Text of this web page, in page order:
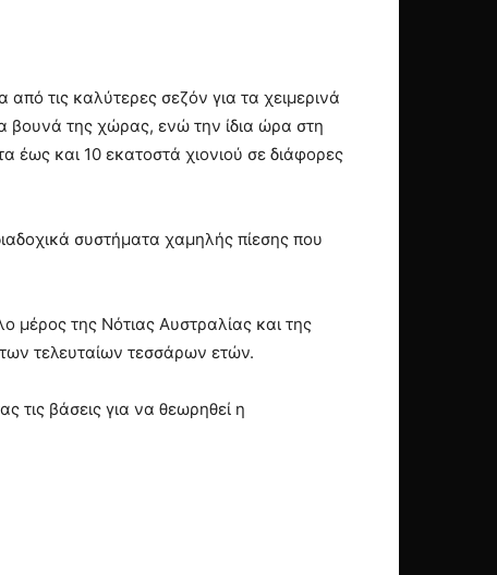
τις καλύτερες σεζόν για τα χειμερινά
βουνά της χώρας, ενώ την ίδια ώρα στη
έως και 10 εκατοστά χιονιού σε διάφορες
συστήματα χαμηλής πίεσης που
μέρος της Νότιας Αυστραλίας και της
τελευταίων τεσσάρων ετών.
τις βάσεις για να θεωρηθεί η